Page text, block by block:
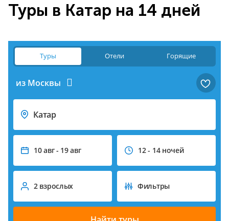
Туры в Катар на 14 дней
Туры Отели Горящие
из Москвы
Катар
10 авг - 19 авг 12 - 14 ночей
2 взрослых Фильтры